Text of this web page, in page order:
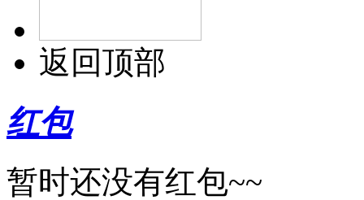
返回顶部
红包
暂时还没有红包~~